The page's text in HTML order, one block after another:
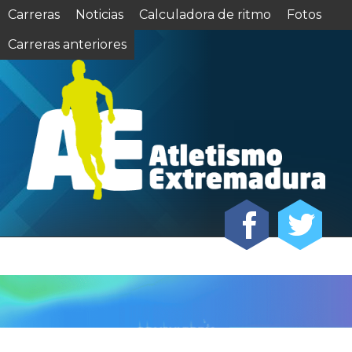
Carreras Noticias Calculadora de ritmo
Fotos
Carreras anteriores